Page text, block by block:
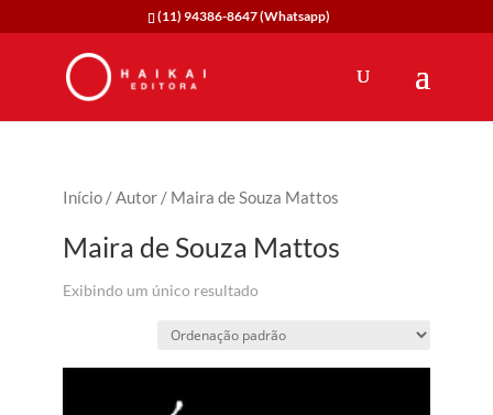
(11) 94386-8647 (Whatsapp)
Início/Autor/ Maira de Souza Mattos
Maira de Souza Mattos
Exibindo um único resultado